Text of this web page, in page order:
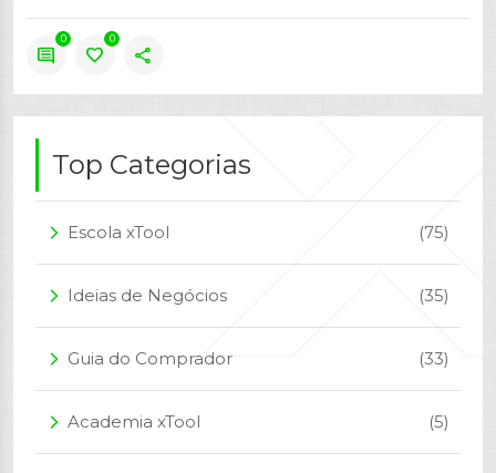
comment
0
favorite
0
share
Top Categorias
arrow_forward_ios Escola xTool (75)
arrow_forward_ios Ideias de Negócios (35)
arrow_forward_ios Guia do Comprador (33)
arrow_forward_ios Academia xTool (5)